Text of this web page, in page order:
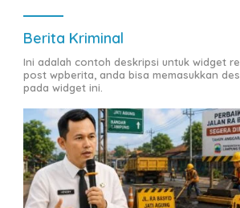
Berita Kriminal
Ini adalah contoh deskripsi untuk widget
post wpberita, anda bisa memasukkan
pada widget ini.